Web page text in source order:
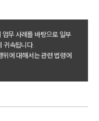
예약
무 사례를 바탕으로 일부
귀속됩니다.
위에 대해서는 관련 법령에